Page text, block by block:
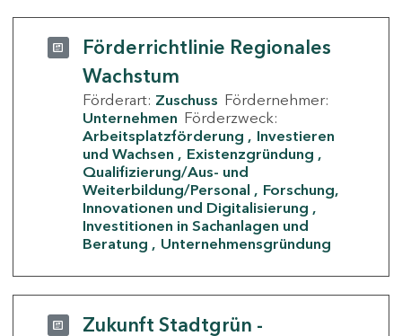
Förderrichtlinie Regionales
Wachstum
Förderart: Zuschuss Fördernehmer:
Unternehmen Förderzweck:
Arbeitsplatzförderung
Investieren
und Wachsen
Existenzgründung
Qualifizierung/Aus- und
Weiterbildung/Personal
Forschung,
Innovationen und Digitalisierung
Investitionen in Sachanlagen und
Beratung
Unternehmensgründung
Zukunft Stadtgrün -